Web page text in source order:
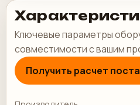
Ключевые параметры
совместимости с вашим
Получить расчет